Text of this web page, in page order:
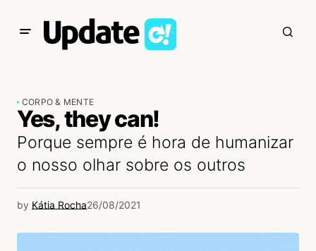
CORPO & MENTE
Yes, they can!
Porque sempre é hora de humanizar
o nosso olhar sobre os outros
by Kátia Rocha26/08/2021